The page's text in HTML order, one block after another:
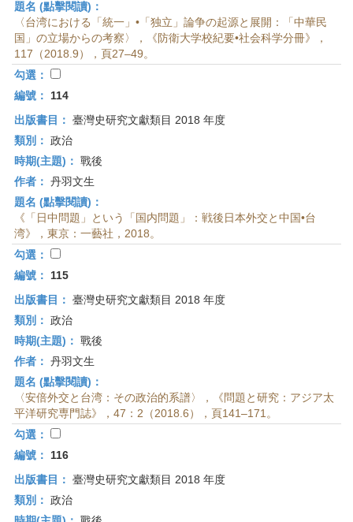
題名 (點擊閱讀)：
〈台湾における「統一」•「独立」論争の起源と展開：「中華民
国」の立場からの考察〉，《防衛大学校紀要•社会科学分冊》，
117（2018.9），頁27–49。
勾選：
編號：
114
出版書目： 臺灣史研究文獻類目 2018 年度
類別： 政治
時期(主題)： 戰後
作者： 丹羽文生
題名 (點擊閱讀)：
《「日中問題」という「国内問題」：戦後日本外交と中国•台
湾》，東京：一藝社，2018。
勾選：
編號：
115
出版書目： 臺灣史研究文獻類目 2018 年度
類別： 政治
時期(主題)： 戰後
作者： 丹羽文生
題名 (點擊閱讀)：
〈安倍外交と台湾：その政治的系譜〉，《問題と研究：アジア太
平洋研究専門誌》，47：2（2018.6），頁141–171。
勾選：
編號：
116
出版書目： 臺灣史研究文獻類目 2018 年度
類別： 政治